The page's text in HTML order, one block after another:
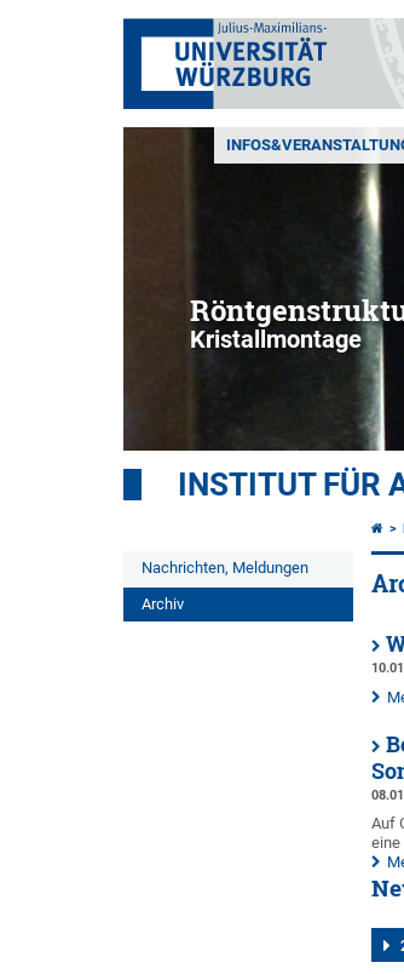
Kristallmontage
INSTITUT FÜR
Nachrichten, Meldungen
Archiv
Auf
eine